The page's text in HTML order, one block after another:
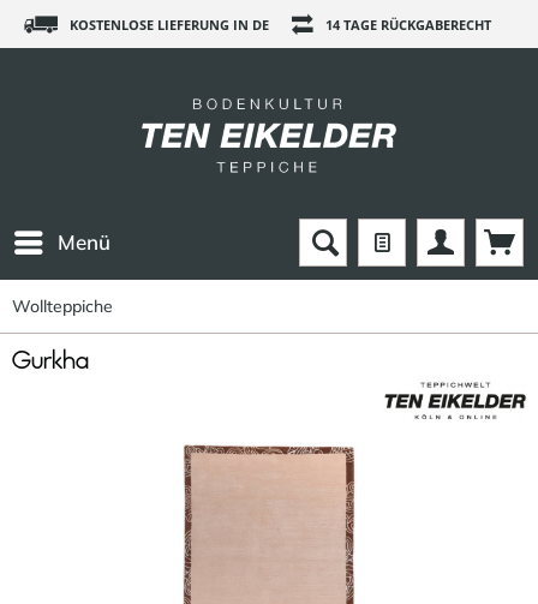
KOSTENLOSE LIEFERUNG IN DE 14 TAGE RÜCKGABERECHT
Menü
Wollteppiche
Gurkha